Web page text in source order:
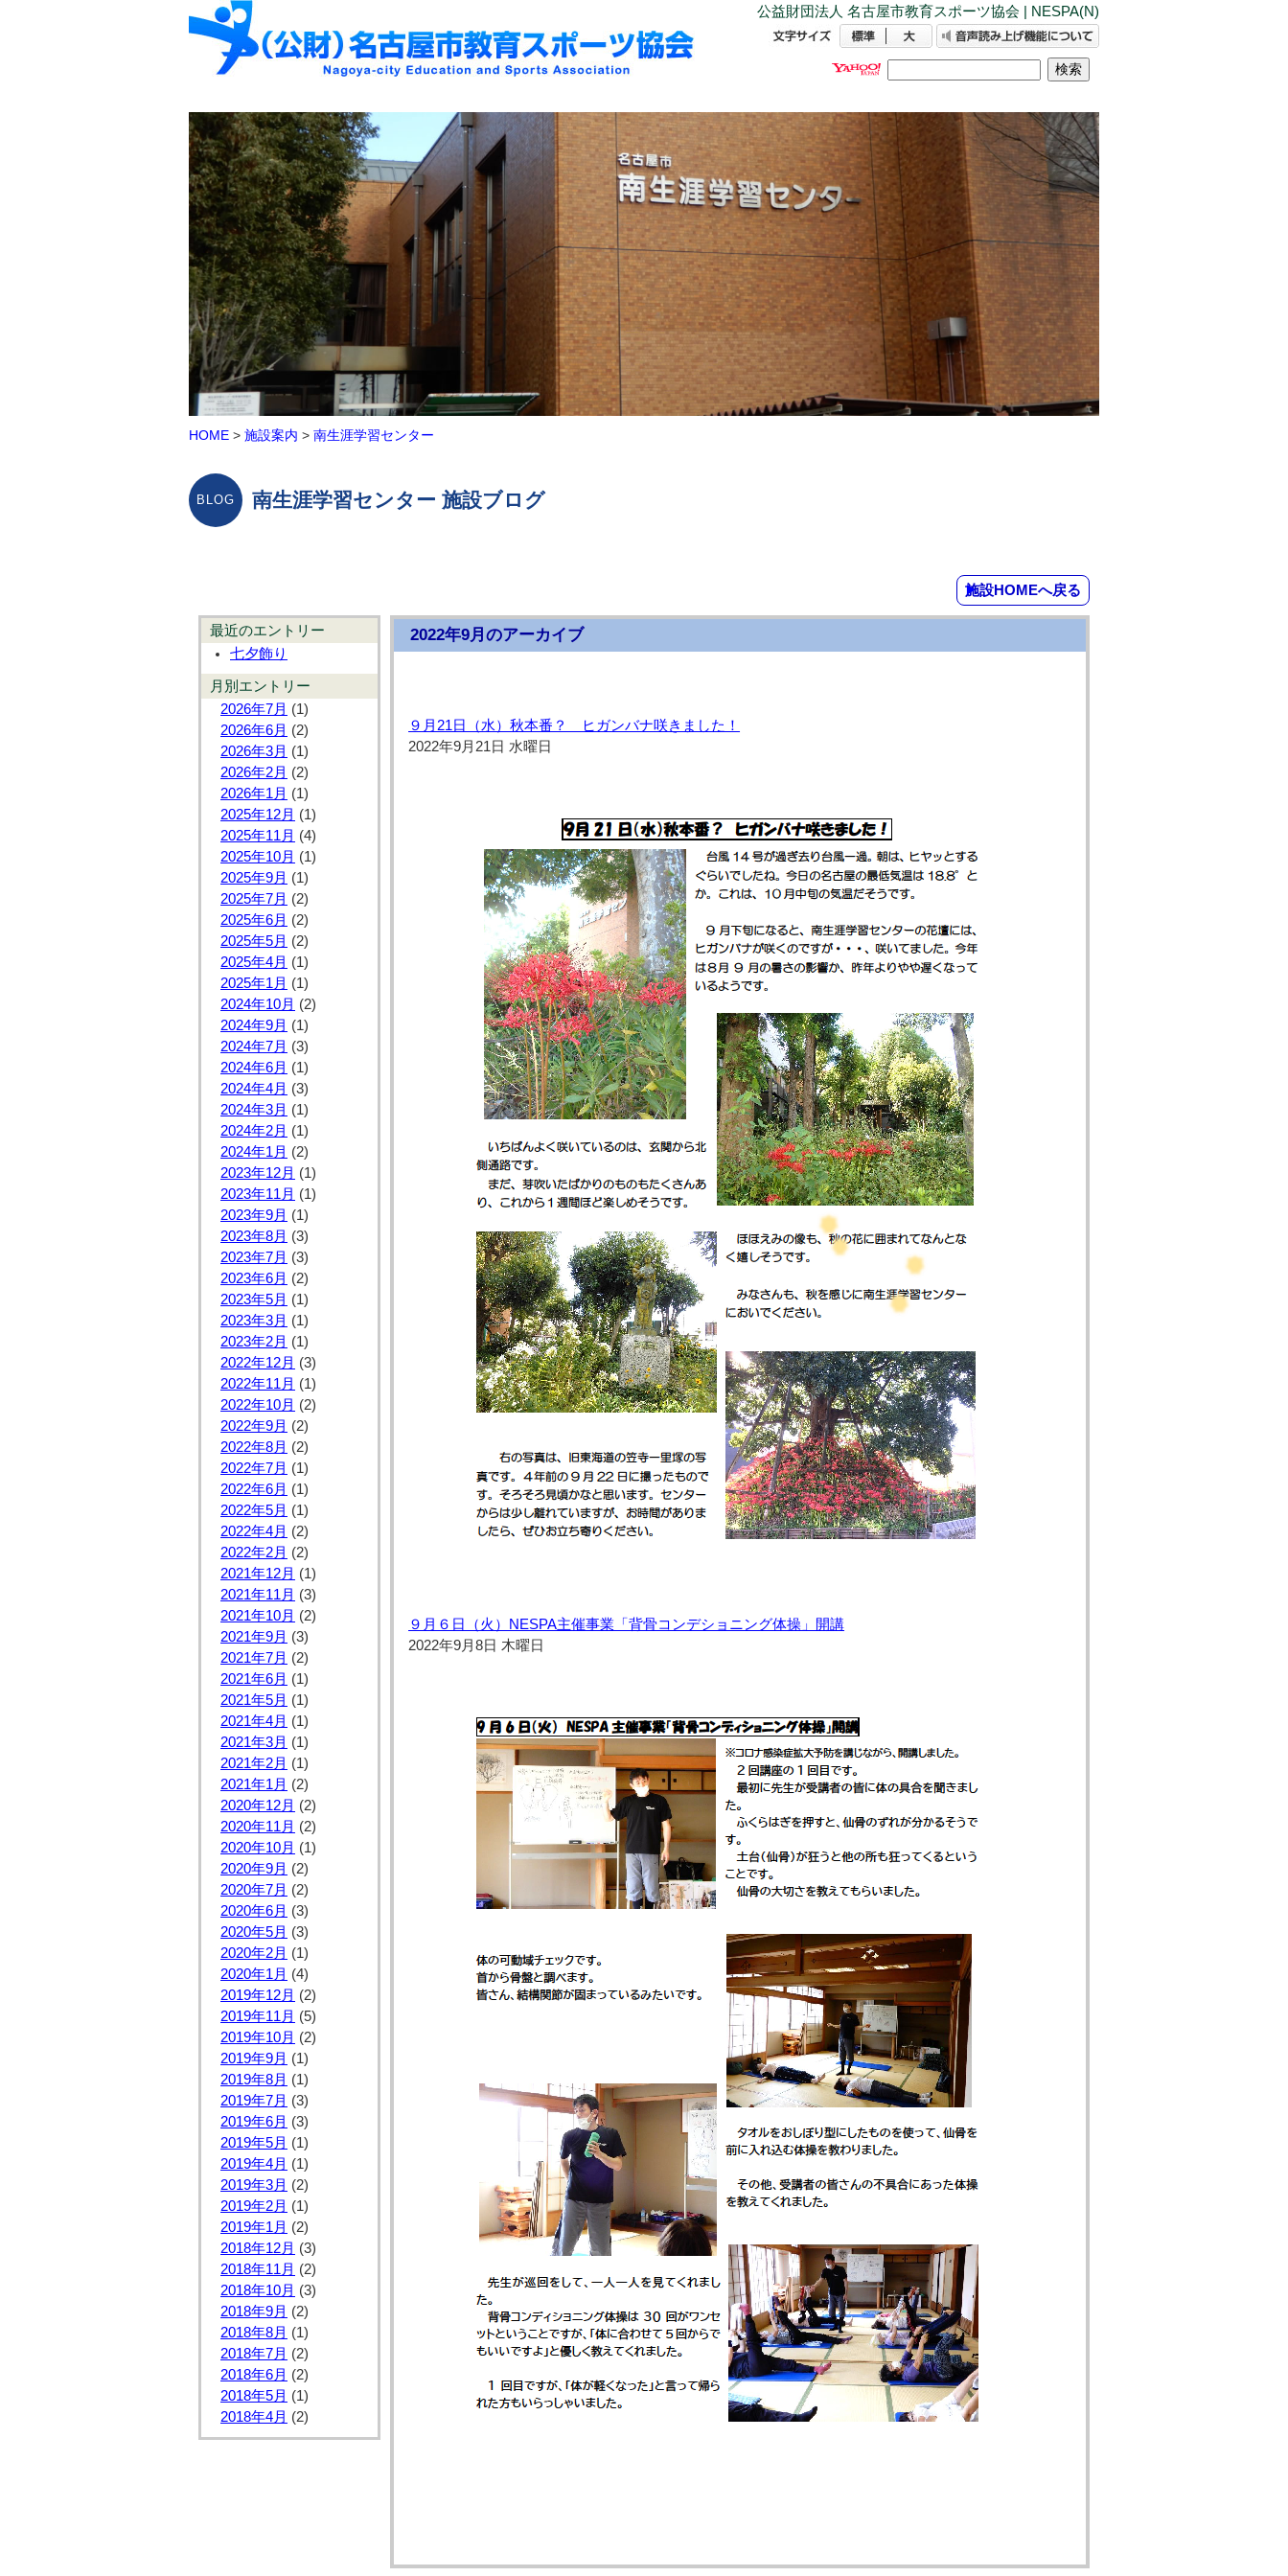
公益財団法人 名古屋市教育スポーツ協会 | NESPA(N)
HOME > 施設案内 > 南生涯学習センター
南生涯学習センター 施設ブログ
施設HOMEへ戻る
最近のエントリー
七夕飾り
月別エントリー
2026年7月 (1)
2026年6月 (2)
2026年3月 (1)
2026年2月 (2)
2026年1月 (1)
2025年12月 (1)
2025年11月 (4)
2025年10月 (1)
2025年9月 (1)
2025年7月 (2)
2025年6月 (2)
2025年5月 (2)
2025年4月 (1)
2025年1月 (1)
2024年10月 (2)
2024年9月 (1)
2024年7月 (3)
2024年6月 (1)
2024年4月 (3)
2024年3月 (1)
2024年2月 (1)
2024年1月 (2)
2023年12月 (1)
2023年11月 (1)
2023年9月 (1)
2023年8月 (3)
2023年7月 (3)
2023年6月 (2)
2023年5月 (1)
2023年3月 (1)
2023年2月 (1)
2022年12月 (3)
2022年11月 (1)
2022年10月 (2)
2022年9月 (2)
2022年8月 (2)
2022年7月 (1)
2022年6月 (1)
2022年5月 (1)
2022年4月 (2)
2022年2月 (2)
2021年12月 (1)
2021年11月 (3)
2021年10月 (2)
2021年9月 (3)
2021年7月 (2)
2021年6月 (1)
2021年5月 (1)
2021年4月 (1)
2021年3月 (1)
2021年2月 (1)
2021年1月 (2)
2020年12月 (2)
2020年11月 (2)
2020年10月 (1)
2020年9月 (2)
2020年7月 (2)
2020年6月 (3)
2020年5月 (3)
2020年2月 (1)
2020年1月 (4)
2019年12月 (2)
2019年11月 (5)
2019年10月 (2)
2019年9月 (1)
2019年8月 (1)
2019年7月 (3)
2019年6月 (3)
2019年5月 (1)
2019年4月 (1)
2019年3月 (2)
2019年2月 (1)
2019年1月 (2)
2018年12月 (3)
2018年11月 (2)
2018年10月 (3)
2018年9月 (2)
2018年8月 (1)
2018年7月 (2)
2018年6月 (2)
2018年5月 (1)
2018年4月 (2)
2022年9月のアーカイブ
９月21日（水）秋本番？ ヒガンバナ咲きました！
2022年9月21日 水曜日
９月６日（火）NESPA主催事業「背骨コンデショニング体操」開講
2022年9月8日 木曜日